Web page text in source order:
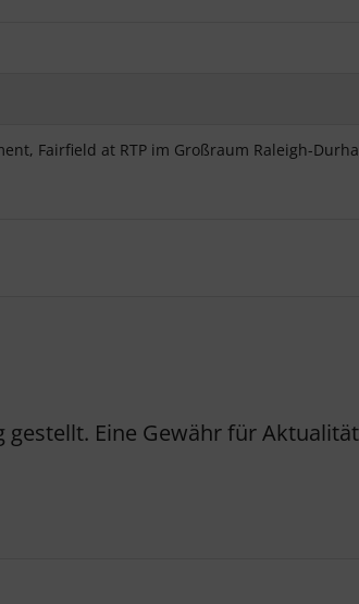
Fairfield at RTP im Großraum Raleigh-
Eine Gewähr für